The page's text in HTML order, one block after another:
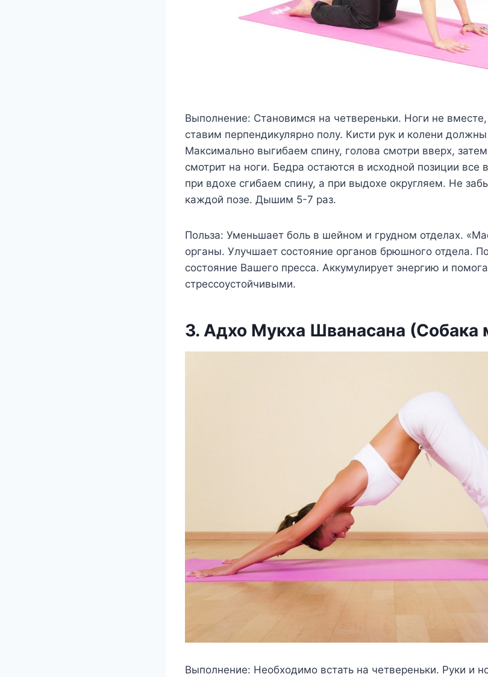
Выполнение: Становимся на четвереньки. Ноги не
ставим перпендикулярно полу. Кисти рук и колени
Максимально выгибаем спину, голова смотри вверх,
смотрит на ноги. Бедра остаются в исходной позиции
при вдохе сгибаем спину, а при выдохе округляем. Не
каждой позе. Дышим 5-7 раз.
Польза: Уменьшает боль в шейном и грудном отделах.
органы. Улучшает состояние органов брюшного отдела.
состояние Вашего пресса. Аккумулирует энергию и
стрессоустойчивыми.
3. Адхо Мукха Шванасана (Собака
Выполнение: Необходимо встать на четвереньки. Руки и